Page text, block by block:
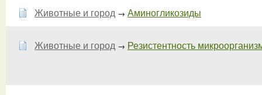
Животные и город → Аминогликозиды
Животные и город → Резистентность